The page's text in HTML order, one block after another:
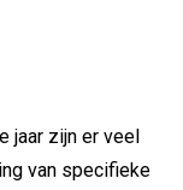
jaar zijn er veel
van specifieke